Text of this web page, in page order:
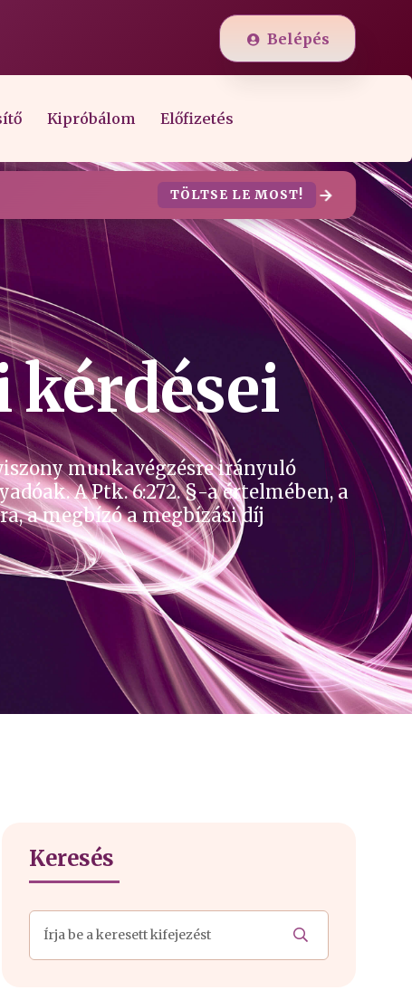
Belépés
Kipróbálom Előfizetés
TÖLTSE LE MOST!
kérdései
munkavégzésre irányuló
A Ptk. 6:272. §-a értelmében, a
a megbízó a megbízási díj
Keresés